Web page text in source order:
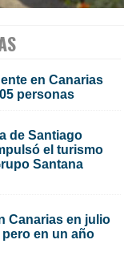
en Canarias
personas
de Santiago
el turismo
Santana
Canarias en julio
en un año